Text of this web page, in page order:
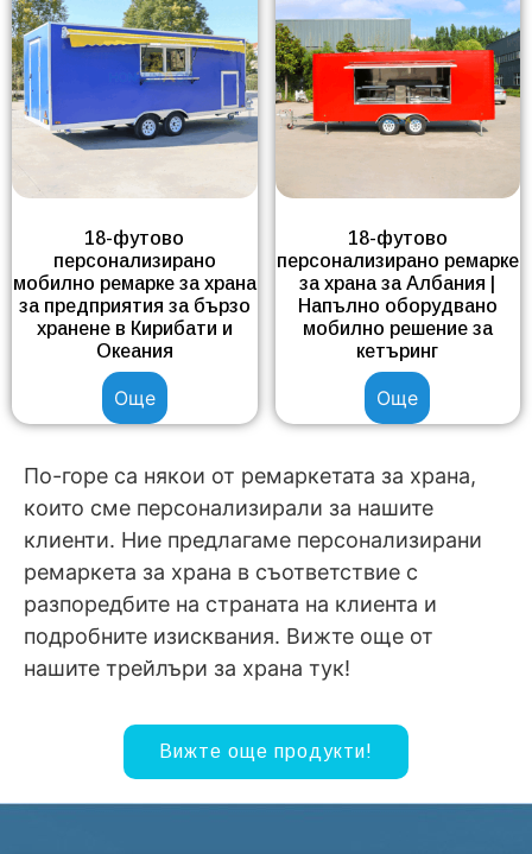
18-футово
персонализирано
мобилно ремарке за храна
за предприятия за бързо
хранене в Кирибати и
Океания
Още
18-футово
персонализирано ремарке
за храна за Албания |
Напълно оборудвано
мобилно решение за
кетъринг
Още
По-горе са някои от ремаркетата за храна,
които сме персонализирали за нашите
клиенти. Ние предлагаме персонализирани
ремаркета за храна в съответствие с
разпоредбите на страната на клиента и
подробните изисквания. Вижте още от
нашите трейлъри за храна тук!
Вижте още продукти!